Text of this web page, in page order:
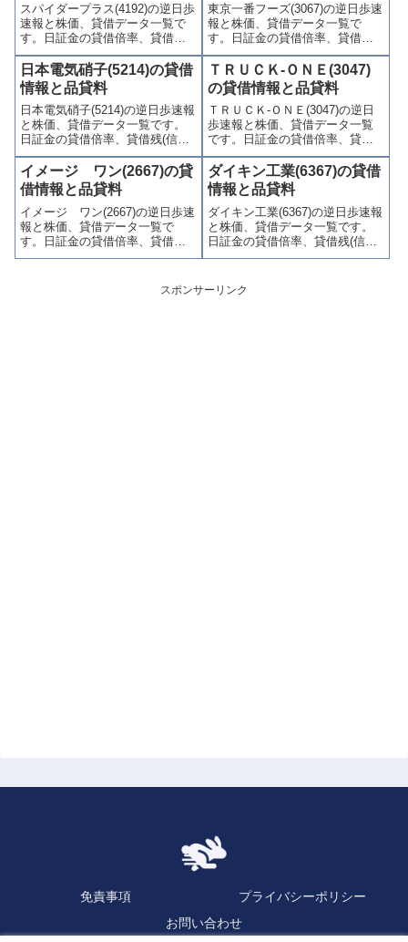
やすくまとめて掲載していま
す。
やすくまとめて掲載していま
す。
スパイダープラス(4192)の逆日歩
速報と株価、貸借データ一覧で
す。日証金の貸借倍率、貸借残
(信用買残、信用売残)、品貸料
(逆日歩)、東証の週末残高、規制
(注意喚起・申込停止)など、空売
り関連情報を集計し、図解でわ
かりやすくまとめて掲載してい
ます。
東京一番フーズ(3067)の逆日歩速
報と株価、貸借データ一覧で
す。日証金の貸借倍率、貸借残
(信用買残、信用売残)、品貸料
(逆日歩)、東証の週末残高、規制
(注意喚起・申込停止)など、空売
り関連情報を集計し、図解でわ
かりやすくまとめて掲載してい
ます。
日本電気硝子(5214)の貸借
情報と品貸料
日本電気硝子(5214)の逆日歩速報
と株価、貸借データ一覧です。
日証金の貸借倍率、貸借残(信用
買残、信用売残)、品貸料(逆日
歩)、東証の週末残高、規制(注意
喚起・申込停止)など、空売り関
連情報を集計し、図解でわかり
やすくまとめて掲載していま
す。
ＴＲＵＣＫ-ＯＮＥ(3047)
の貸借情報と品貸料
ＴＲＵＣＫ-ＯＮＥ(3047)の逆日
歩速報と株価、貸借データ一覧
です。日証金の貸借倍率、貸借
残(信用買残、信用売残)、品貸料
(逆日歩)、東証の週末残高、規制
(注意喚起・申込停止)など、空売
り関連情報を集計し、図解でわ
かりやすくまとめて掲載してい
ます。
イメージ ワン(2667)の貸
借情報と品貸料
イメージ ワン(2667)の逆日歩速
報と株価、貸借データ一覧で
す。日証金の貸借倍率、貸借残
(信用買残、信用売残)、品貸料
(注意喚起・申込停止)など、空売
り関連情報を集計し、図解でわ
ダイキン工業(6367)の貸借
情報と品貸料
ダイキン工業(6367)の逆日歩速報
と株価、貸借データ一覧です。
日証金の貸借倍率、貸借残(信用
買残、信用売残)、品貸料(逆日
喚起・申込停止)など、空売り関
連情報を集計し、図解でわかり
スポンサーリンク
免責事項
プライバシーポリシー
お問い合わせ